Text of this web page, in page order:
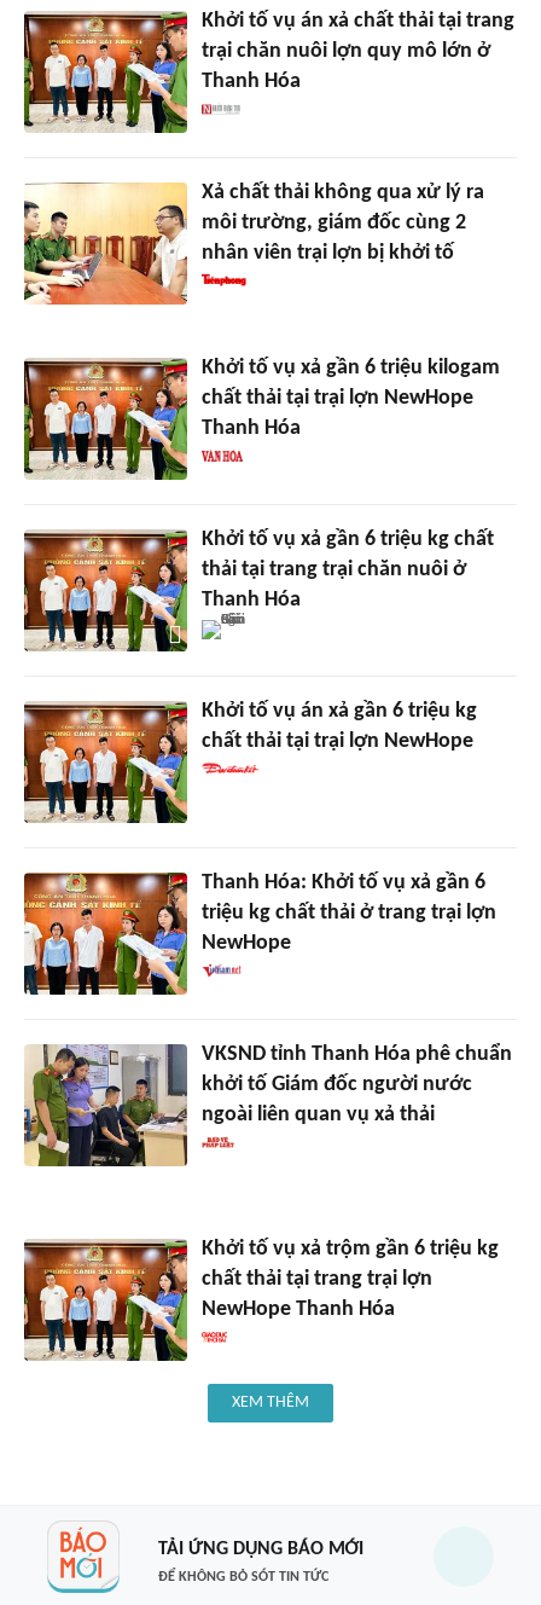
Khởi tố vụ án xả chất thải tại trang
trại chăn nuôi lợn quy mô lớn ở
Thanh Hóa
Xả chất thải không qua xử lý ra
môi trường, giám đốc cùng 2
nhân viên trại lợn bị khởi tố
Khởi tố vụ xả gần 6 triệu kilogam
chất thải tại trại lợn NewHope
Thanh Hóa
Khởi tố vụ xả gần 6 triệu kg chất
thải tại trang trại chăn nuôi ở
Thanh Hóa
Khởi tố vụ án xả gần 6 triệu kg
chất thải tại trại lợn NewHope
Thanh Hóa: Khởi tố vụ xả gần 6
triệu kg chất thải ở trang trại lợn
NewHope
VKSND tỉnh Thanh Hóa phê chuẩn
khởi tố Giám đốc người nước
ngoài liên quan vụ xả thải
Khởi tố vụ xả trộm gần 6 triệu kg
chất thải tại trang trại lợn
NewHope Thanh Hóa
XEM THÊM
TẢI ỨNG DỤNG BÁO MỚI
ĐỂ KHÔNG BỎ SÓT TIN TỨC